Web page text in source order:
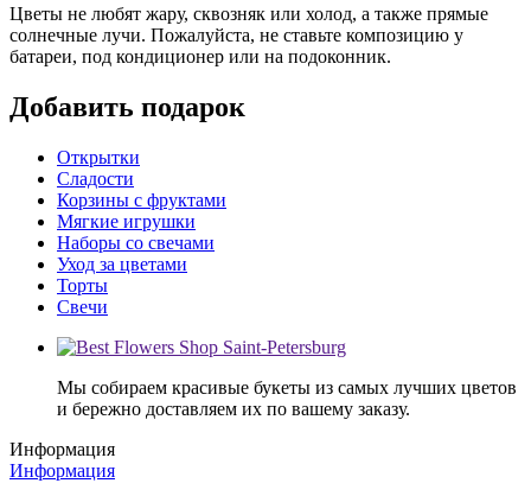
Цветы не любят жару, сквозняк или холод, а также прямые
солнечные лучи. Пожалуйста, не ставьте композицию у
батареи, под кондиционер или на подоконник.
Добавить подарок
Открытки
Сладости
Корзины с фруктами
Мягкие игрушки
Наборы со свечами
Уход за цветами
Торты
Свечи
Мы собираем красивые букеты из самых лучших цветов
и бережно доставляем их по вашему заказу.
Информация
Информация